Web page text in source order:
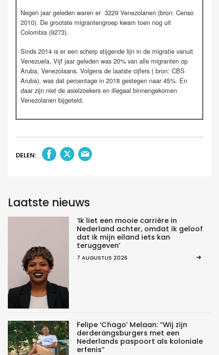
Negen jaar geleden waren er 3229 Venezolanen (bron: Censo
2010). De grootste migrantengroep kwam toen nog uit
Colombia (9273).
Sinds 2014 is er een scherp stijgende lijn in de migratie vanuit
Venezuela. Vijf jaar geleden was 20% van alle migranten op
Aruba, Venezolaans. Volgens de laatste cijfers ( bron: CBS
Aruba), was dat percentage in 2018 gestegen naar 45%. En
daar zijn niet de asielzoekers en illegaal binnengekomen
Venezolanen bijgeteld.
DELEN:
Laatste nieuws
‘Ik liet een mooie carrière in
Nederland achter, omdat ik geloof
dat ik mijn eiland iets kan
teruggeven’
7 AUGUSTUS 2026
Felipe ‘Chago’ Melaan: “Wij zijn
derderangsburgers met een
Nederlands paspoort als koloniale
erfenis”